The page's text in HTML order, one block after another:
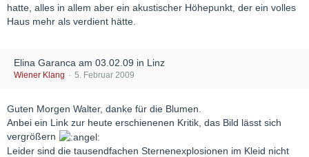
hatte, alles in allem aber ein akustischer Höhepunkt, der ein volles
Haus mehr als verdient hätte.
Elina Garanca am 03.02.09 in Linz
Wiener Klang 5. Februar 2009
Guten Morgen Walter, danke für die Blumen.
Anbei ein Link zur heute erschienenen Kritik, das Bild lässt sich
vergrößern
Leider sind die tausendfachen Sternenexplosionen im Kleid nicht